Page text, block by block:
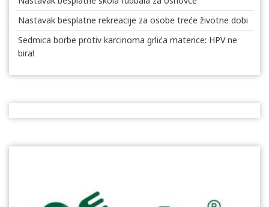
Nastavak besplatne rekreacije za osobe treće životne dobi
Sedmica borbe protiv karcinoma grlića materice: HPV ne
bira!